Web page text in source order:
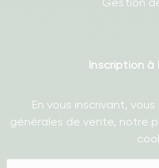
Gestion
Inscription
En vous inscrivant,
générales de vente, notre